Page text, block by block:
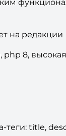
на
8,
теги: title,